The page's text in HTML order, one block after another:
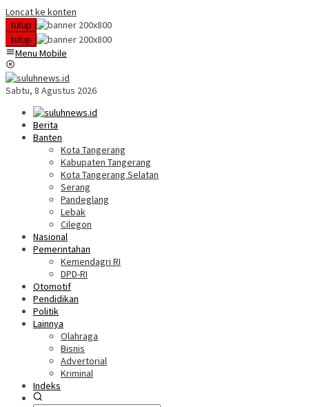
Loncat ke konten
tutup
tutup
Menu Mobile
Sabtu, 8 Agustus 2026
Berita
Banten
Kota Tangerang
Kabupaten Tangerang
Kota Tangerang Selatan
Serang
Pandeglang
Lebak
Cilegon
Nasional
Pemerintahan
Kemendagri RI
DPD-RI
Otomotif
Pendidikan
Politik
Lainnya
Olahraga
Bisnis
Advertorial
Kriminal
Indeks